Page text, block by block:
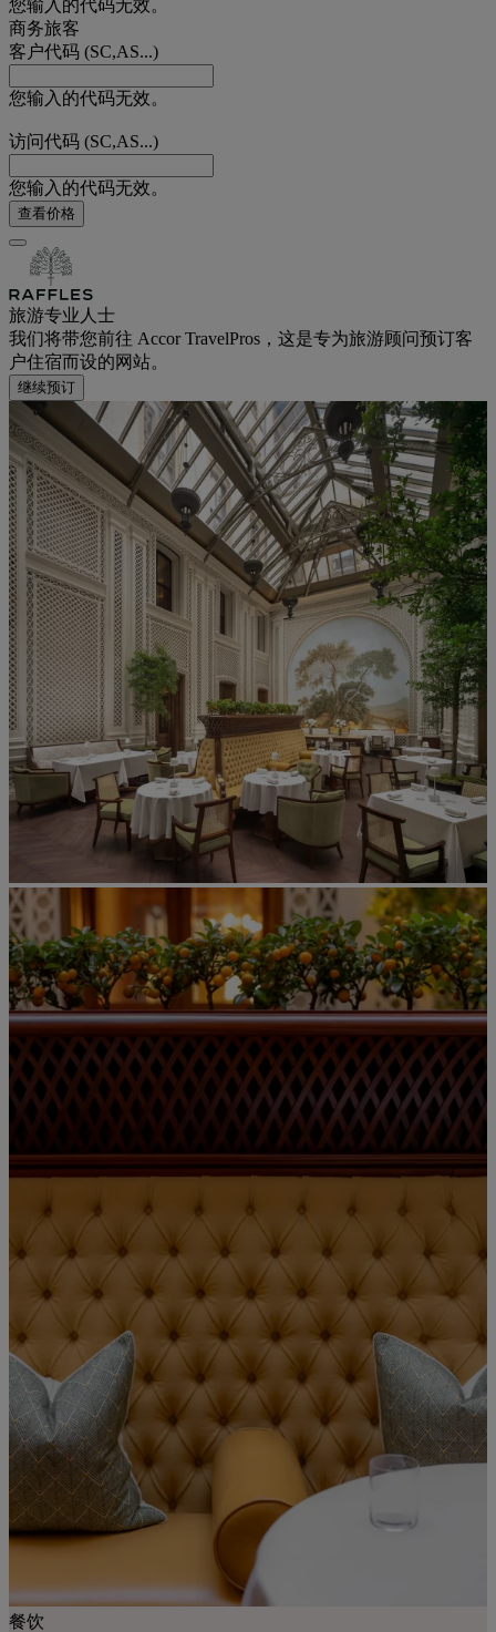
您输入的代码无效。
商务旅客
客户代码 (SC,AS...)
您输入的代码无效。
访问代码 (SC,AS...)
您输入的代码无效。
查看价格
旅游专业人士
我们将带您前往 Accor TravelPros，这是专为旅游顾问预订客
户住宿而设的网站。
继续预订
餐饮